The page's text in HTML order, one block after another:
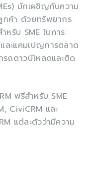
มักเผชิญกับความ
กค้า ด้วยทรัพยากร
หรับ SME ในการ
ะแคมเปญการตลาด
รถดาวน์โหลดและติด
ฟรีสำหรับ SME
CiviCRM และ
แต่ละตัวว่ามีความ